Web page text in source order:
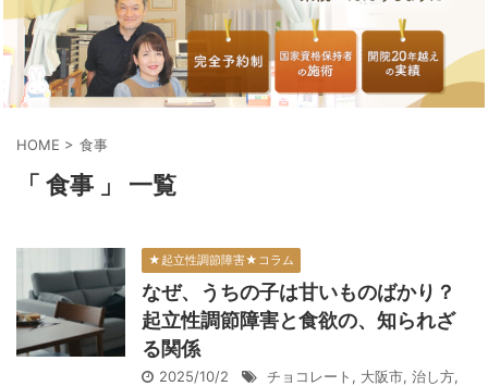
HOME > 食事
「 食事 」 一覧
★起立性調節障害★コラム
なぜ、うちの子は甘いものばかり？
起立性調節障害と食欲の、知られざ
る関係
2025/10/2 チョコレート , 大阪市, 治し方,